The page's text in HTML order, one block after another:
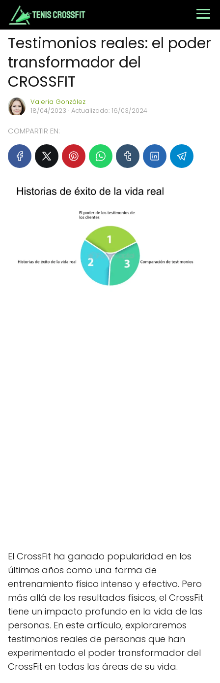
Testimonios reales: el poder
transformador del
CROSSFIT
Valeria González
18/04/2023 · Actualizado: 16/03/2024
COMPARTIR EN:
El CrossFit ha ganado popularidad en los
últimos años como una forma de
entrenamiento físico intenso y efectivo. Pero
más allá de los resultados físicos, el CrossFit
tiene un impacto profundo en la vida de las
personas. En este artículo, exploraremos
testimonios reales de personas que han
experimentado el poder transformador del
CrossFit en todas las áreas de su vida.